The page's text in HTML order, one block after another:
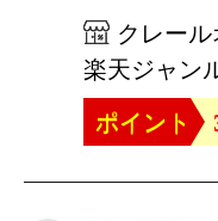
クレー
楽天ジャン
ポイント